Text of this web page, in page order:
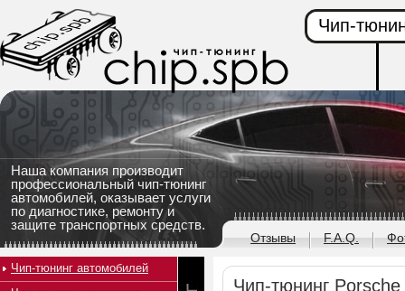
Наша компания производит
профессиональный чип-тюнинг
автомобилей, оказывает услуги
по диагностике, ремонту и
защите транспортных средств.
Чип-
Отзывы F.A.Q.
Чип-тюнинг
Чип-тюнинг автомобилей